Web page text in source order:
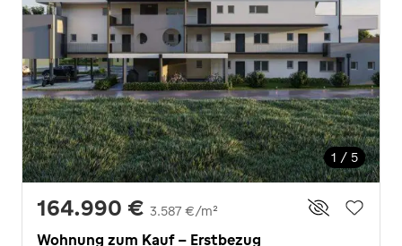
1 / 5
164.990 € 3.587 €/m²
Wohnung zum Kauf - Erstbezug